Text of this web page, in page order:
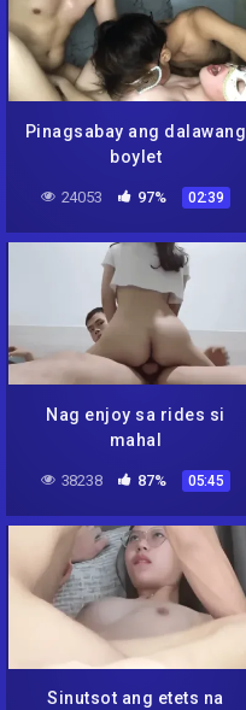
Pinagsabay ang dalawang
boylet
24053 97% 02:39
Nag enjoy sa rides si
mahal
38238 87% 05:45
Sinutsot ang etets na